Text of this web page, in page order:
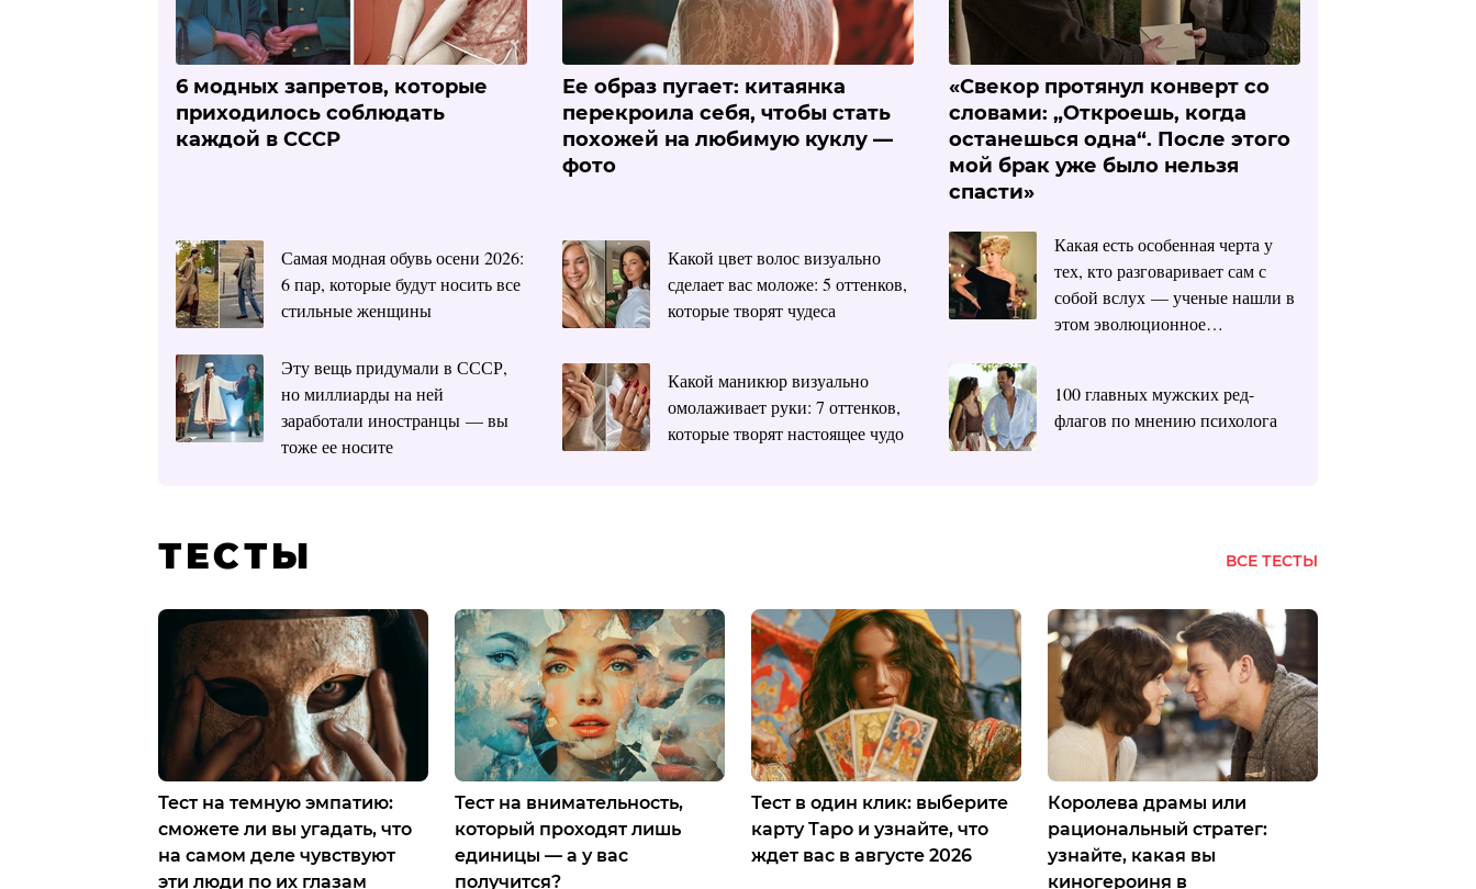
6 модных запретов, которые
приходилось соблюдать
каждой в СССР
Самая модная обувь осени 2026:
6 пар, которые будут носить все
стильные женщины
Эту вещь придумали в СССР,
но миллиарды на ней
заработали иностранцы — вы
тоже ее носите
Ее образ пугает: китаянка
перекроила себя, чтобы стать
похожей на любимую куклу —
фото
Какой цвет волос визуально
сделает вас моложе: 5 оттенков,
которые творят чудеса
Какой маникюр визуально
омолаживает руки: 7 оттенков,
которые творят настоящее чудо
«Свекор протянул конверт со
словами: „Откроешь, когда
останешься одна“. После этого
мой брак уже было нельзя
спасти»
Какая есть особенная черта у
тех, кто разговаривает сам с
собой вслух — ученые нашли в
этом эволюционное
100 главных мужских ред-
флагов по мнению психолога
ТЕСТЫ ВСЕ ТЕСТЫ
Тест на темную эмпатию:
сможете ли вы угадать, что
на самом деле чувствуют
эти люди по их глазам
Тест на внимательность,
который проходят лишь
единицы — а у вас
получится?
Тест в один клик: выберите
карту Таро и узнайте, что
ждет вас в августе 2026
Королева драмы или
рациональный стратег:
узнайте, какая вы
киногероиня в